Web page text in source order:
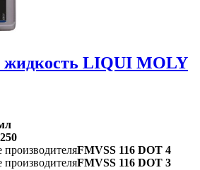
жидкость LIQUI MOLY
250
производителяFMVSS 116 DOT 4
производителяFMVSS 116 DOT 3